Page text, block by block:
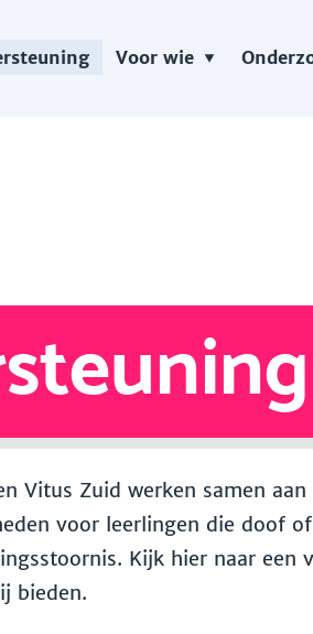
Voor wie
Vitus Zuid werken samen
voor leerlingen die doof
Kijk hier naar een
bieden.